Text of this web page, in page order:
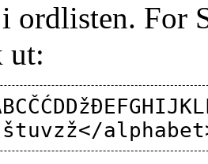
ordlisten. For
ut: